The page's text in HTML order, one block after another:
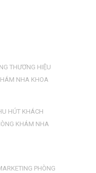
THƯƠNG HIỆU
NHA KHOA
HÚT KHÁCH
KHÁM NHA
PHÒNG